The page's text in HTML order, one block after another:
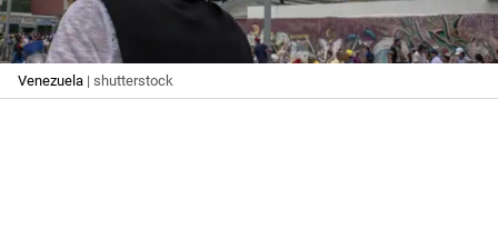
Venezuela | shutterstock